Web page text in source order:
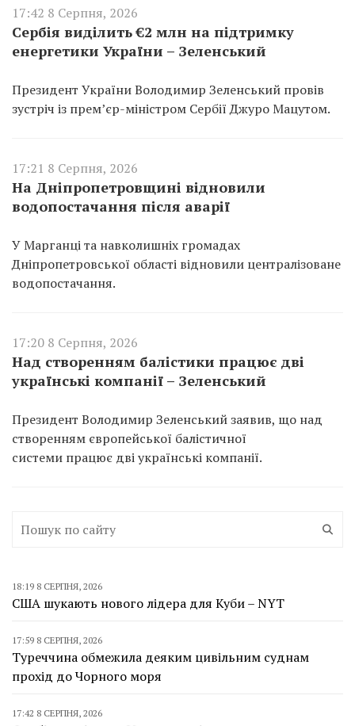
17:42 8 Серпня, 2026
Сербія виділить €2 млн на підтримку
енергетики України – Зеленський
Президент України Володимир Зеленський провів
зустріч із прем’єр-міністром Сербії Джуро Мацутом.
17:21 8 Серпня, 2026
На Дніпропетровщині відновили
водопостачання після аварії
У Марганці та навколишніх громадах
Дніпропетровської області відновили централізоване
водопостачання.
17:20 8 Серпня, 2026
Над створенням балістики працює дві
українські компанії – Зеленський
Президент Володимир Зеленський заявив, що над
створенням європейської балістичної
системи працює дві українські компанії.
18:19 8 СЕРПНЯ, 2026
США шукають нового лідера для Куби – NYT
17:59 8 СЕРПНЯ, 2026
Туреччина обмежила деяким цивільним суднам
прохід до Чорного моря
17:42 8 СЕРПНЯ, 2026